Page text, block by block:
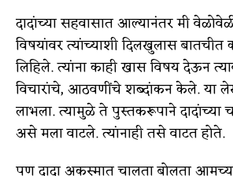
दादांच्या सहवासात आल्यानंतर मी
विषयांवर त्यांच्याशी दिलखुलास
लिहिले. त्यांना काही खास विषय देऊन
विचारांचे, आठवणींचे शब्दांकन केले. या
लाभला. त्यामुळे ते पुस्तकरूपाने दादांच्या
असे मला वाटले. त्यांनाही तसे वाटत होते.